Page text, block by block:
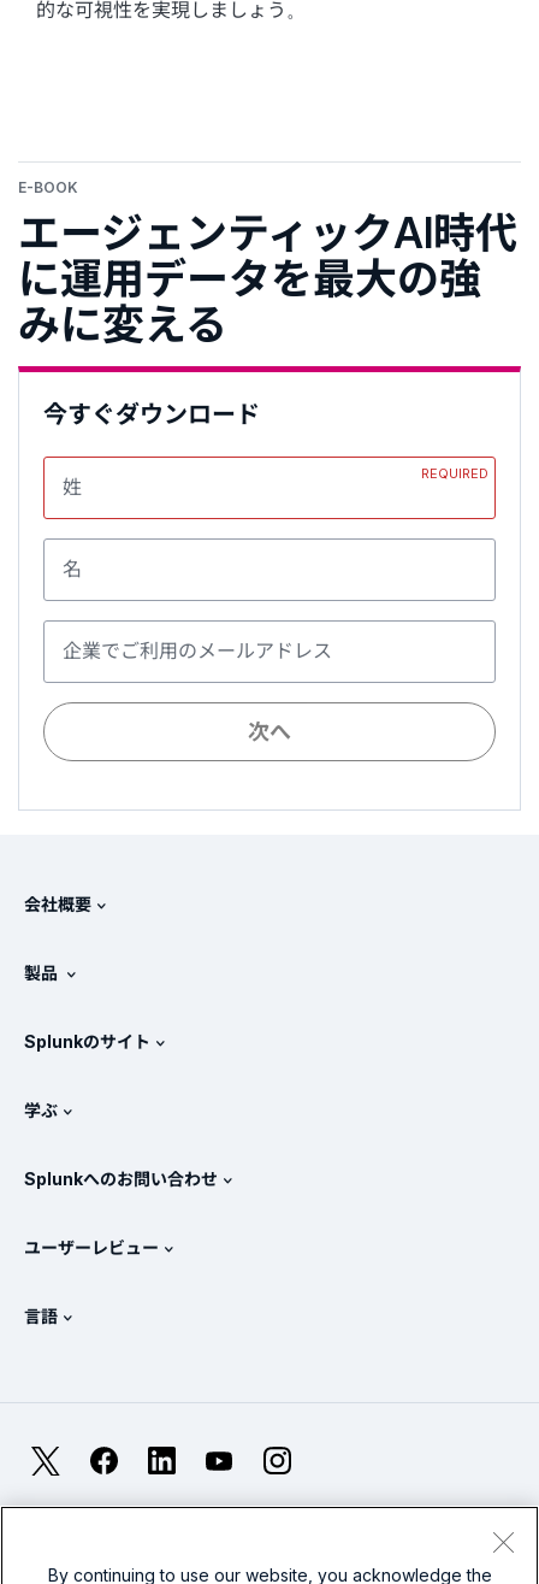
的な可視性を実現しましょう。
E-BOOK
エージェンティックAI時代
に運用データを最大の強
みに変える
今すぐダウンロード
姓
REQUIRED
名
企業でご利用のメールアドレス
次へ
会社概要
Splunkと他社製品の比較
ニュースルーム
Splunkによる保護
SURGe
製品
価格
すべての製品を見る
Splunkのサイト
トレーニングと認定
Splunkストア
学ぶ
OpenTelemetryの概要
SOCのメトリクス
信頼性メトリクス
2026年のIT/テクノロジーへの支出
Splunkへのお問い合わせ
ユーザーレビュー
言語
Deutsch
Français
한국어
简体中文
FacebookLinkedIn YouTubeInstagram
Cookies
利用規約(英語) Modern Slavery
By continuing to use our website, you acknowledge the